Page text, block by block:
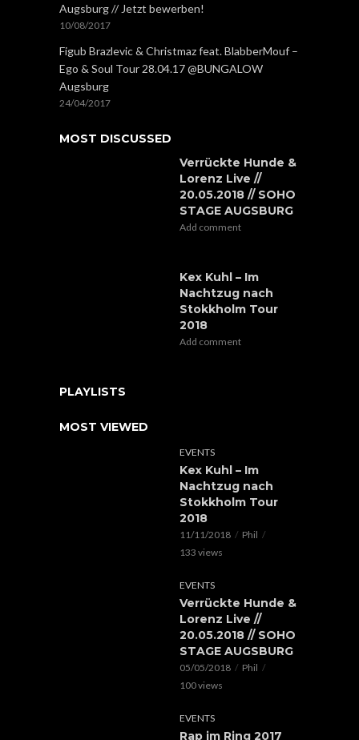
Augsburg // Jetzt bewerben!
10/08/2017
Figub Brazlevic & Christmaz feat. BlabberMouf –
Ego & Soul Tour 28.04.17 @BUNGALOW
Augsburg
24/04/2017
MOST DISCUSSED
Verrückte Hunde &
Lorenz Live //
20.05.2018 // SOHO
STAGE AUGSBURG
Add comment
Kex Kuhl – Im
Nachtzug nach
Stokkholm Tour
2018
Add comment
PLAYLISTS
MOST VIEWED
EVENTS
Kex Kuhl – Im
Nachtzug nach
Stokkholm Tour
2018
11/11/2018
Phil
133 views
EVENTS
Verrückte Hunde &
Lorenz Live //
20.05.2018 // SOHO
STAGE AUGSBURG
05/05/2018
Phil
100 views
EVENTS
Rap im Ring 2017